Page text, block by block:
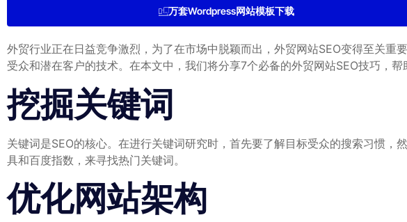
万套Wordpress网站模板下载
外贸行业正在日益竞争激烈，为了在市场中脱颖而出，外贸网站SEO变得至关
受众和潜在客户的技术。在本文中，我们将分享7个必备的外贸网站SEO技巧，帮
挖掘关键词
关键词是SEO的核心。在进行关键词研究时，首先要了解目标受众的搜索习惯
具和百度指数，来寻找热门关键词。
优化网站架构